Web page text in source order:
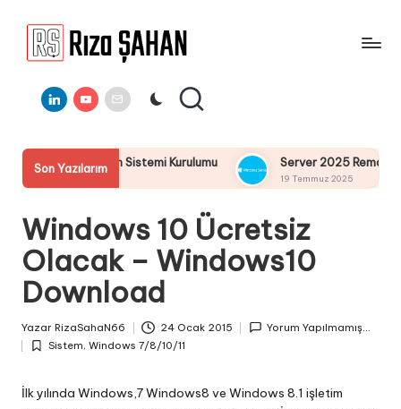
a
Ş
A
H
A
N
Bilgi
Paylaşım
LinkedinYoutube
E-
Mail
Son Yazılarım
2025 İşletim Sistemi Kurulumu Server 2025 Remote
19 Temmuz 2025
Windows 10 Ücretsiz
Olacak – Windows10
Download
by
Yazar RizaSahaN66 24 Ocak 2015 Yorum Yapılmamış...
Posted
Sistem, Windows 7/8/10/11
İlk yılında Windows,7 Windows8 ve Windows 8.1 işletim